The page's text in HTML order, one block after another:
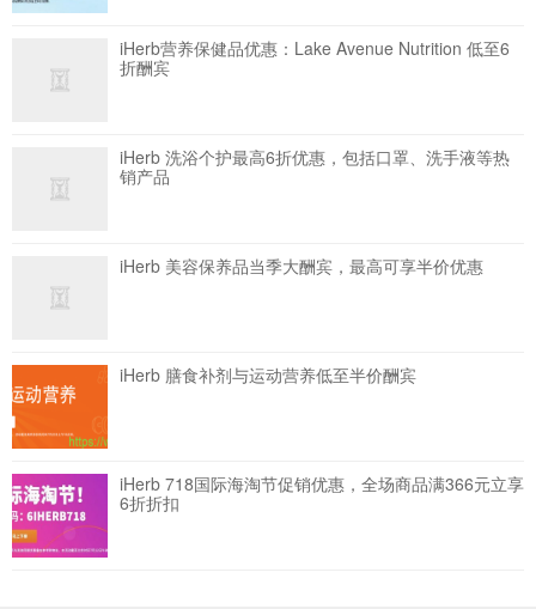
iHerb营养保健品优惠：Lake Avenue Nutrition 低至6
折酬宾
iHerb 洗浴个护最高6折优惠，包括口罩、洗手液等热
销产品
iHerb 美容保养品当季大酬宾，最高可享半价优惠
iHerb 膳食补剂与运动营养低至半价酬宾
iHerb 718国际海淘节促销优惠，全场商品满366元立享
6折折扣